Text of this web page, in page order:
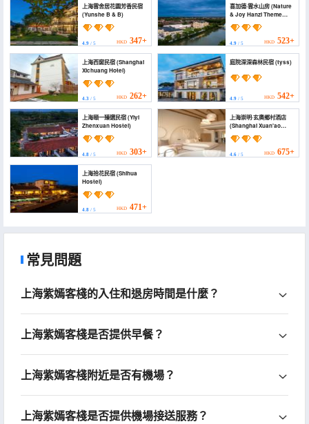
上海雲舍居花園芳香民宿
(Yunshe B & B)
4.9 / 5 HKD 347+
喜加德·雲水山房 (Nature
& Joy Hanzi Theme
Hotel)
4.9/ 5 HKD 523+
上海西窗民宿 (Shanghai
Xichuang Hotel)
4.3 / 5 HKD 262+
庭院深深森林民宿 (tyss)
4.9/ 5 HKD 542+
上海頤一臻選民宿 (Yiyi
Zhenxuan Hostel)
4.8 / 5 HKD 303+
上海崇明·玄奧鄉村酒店
(Shanghai Xuan'ao
Hotel)
4.6/ 5 HKD 675+
上海拾花民宿 (Shihua
Hostel)
4.8 / 5 HKD 471+
常見問題
上海紫嫣客棧的入住和退房時間是什麼？
上海紫嫣客棧是否提供早餐？
上海紫嫣客棧附近是否有機場？
上海紫嫣客棧是否提供機場接送服務？